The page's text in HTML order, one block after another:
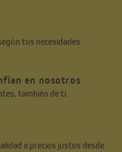
con un grosor de 5 a
por un montaje con
quitar del marco de la
ventanas con un
adhesiva es óptima.
no se puede abrir.
es posible en esta
tus necesidades.
en nosotros
también de ti.
a precios justos desde